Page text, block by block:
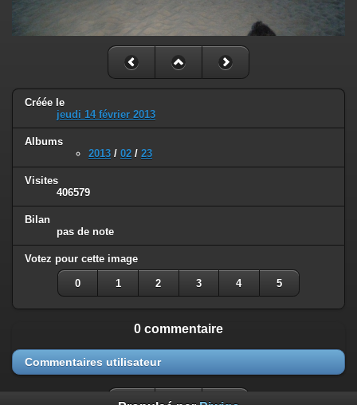
Créée le
jeudi 14 février 2013
Albums
2013 / 02 / 23
Visites
406579
Bilan
pas de note
Votez pour cette image
0 1 2 3 4 5
0 commentaire
Commentaires utilisateur